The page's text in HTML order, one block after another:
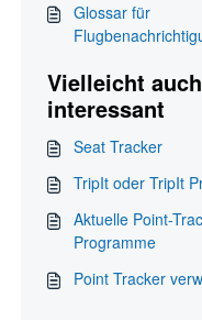
Glossar für
Vielleicht auch
interessant
Seat Tracker
TripIt oder TripIt
Aktuelle Point-
Programme
Point Tracker